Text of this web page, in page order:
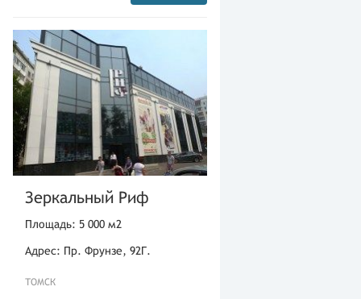
Зеркальный Риф
Площадь: 5 000 м2
Адрес: Пр. Фрунзе, 92Г.
ТОМСК